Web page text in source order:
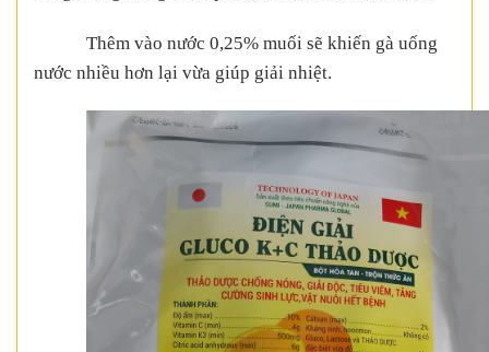
Thêm vào nước 0,25% muối sẽ khiến gà uống
nước nhiều hơn lại vừa giúp giải nhiệt.